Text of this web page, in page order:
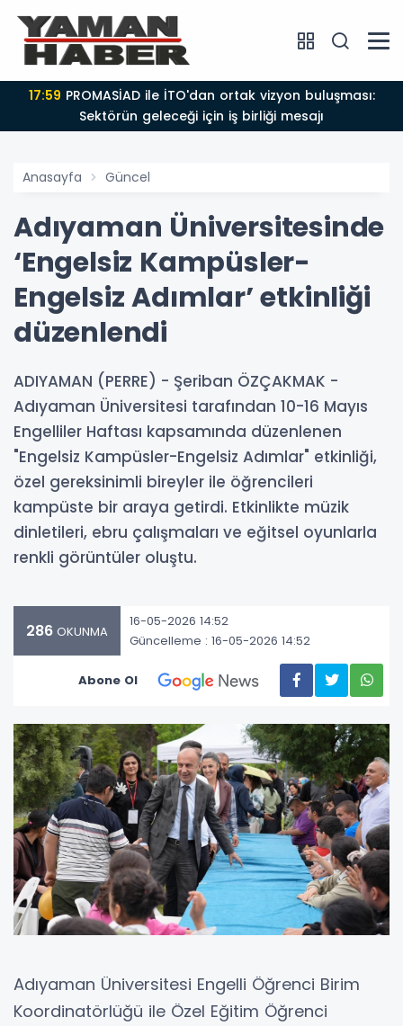
17:59
Sektörün geleceği için iş birliği mesajı
Anasayfa Güncel
Adıyaman Üniversitesinde
‘Engelsiz Kampüsler-
Engelsiz Adımlar’ etkinliği
düzenlendi
ADIYAMAN (PERRE) - Şeriban ÖZÇAKMAK -
Adıyaman Üniversitesi tarafından 10-16 Mayıs
Engelliler Haftası kapsamında düzenlenen
"Engelsiz Kampüsler-Engelsiz Adımlar" etkinliği,
özel gereksinimli bireyler ile öğrencileri
kampüste bir araya getirdi. Etkinlikte müzik
dinletileri, ebru çalışmaları ve eğitsel oyunlarla
renkli görüntüler oluştu.
286 OKUNMA
16-05-2026 14:52
Güncelleme : 16-05-2026 14:52
Abone Ol
Adıyaman Üniversitesi Engelli Öğrenci Birim
Koordinatörlüğü ile Özel Eğitim Öğrenci